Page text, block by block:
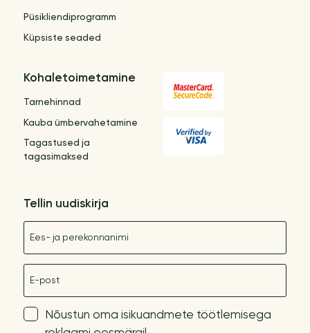
Püsikliendiprogramm
Küpsiste seaded
Kohaletoimetamine
Tarnehinnad
Kauba ümbervahetamine
Tagastused ja
tagasimaksed
Tellin uudiskirja
Nõustun oma isikuandmete töötlemisega